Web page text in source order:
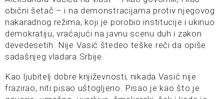
obični šetač – i na demonstracijama protiv njegovog
nakaradnog režima, koji je porobio institucije i ukinuo
demokratiju, vraćajući na javnu scenu duh i zakon
devedesetih. Nije Vasić štedeo teške reči da opiše
sadašnjeg vladara Srbije.
Kao ljubitelj dobre književnosti, nikada Vasić nije
frazirao, niti pisao uštogljeno. Pisao je kao što je